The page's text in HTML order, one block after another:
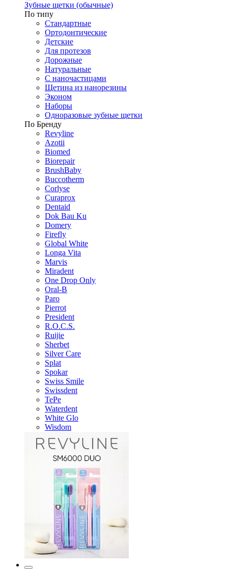
Зубные щетки (обычные)
По типу
Стандартные
Ортодонтические
Детские
Для протезов
Дорожные
Натуральные
С наночастицами
Щетина из нанорезины
Эконом
Наборы
Одноразовые зубные щетки
По Бренду
Revyline
Azotii
Biomed
Biorepair
BrushBaby
Buccotherm
Corlyse
Curaprox
Dentaid
Dok Bau Ku
Domery
Firefly
Global White
Longa Vita
Marvis
Miradent
One Drop Only
Oral-B
Paro
Pierrot
President
R.O.C.S.
Ruijie
Sherbet
Silver Care
Splat
Spokar
Swiss Smile
Swissdent
TePe
Waterdent
White Glo
Wisdom